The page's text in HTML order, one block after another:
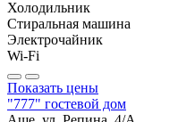
Холодильник
Стиральная машина
Электрочайник
Wi-Fi
Показать цены
"777" гостевой дом